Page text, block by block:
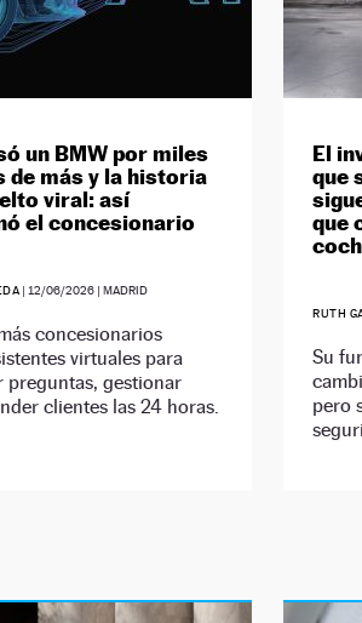
un BMW por miles
de más y la historia
viral: así
el concesionario
| 12/06/2026 | MADRID
concesionarios
virtuales para
preguntas, gestionar
clientes las 24 horas.
El
que
que
RUTH
Su
pero